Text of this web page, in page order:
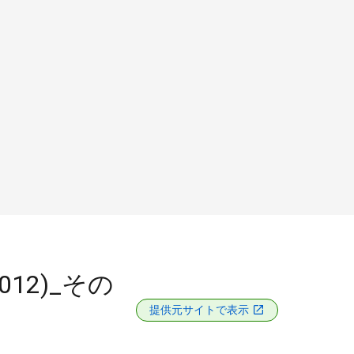
その
提供元サイトで表示